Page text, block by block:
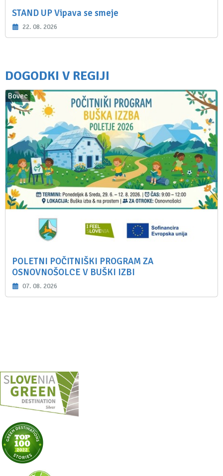
STAND UP Vipava se smeje
22. 08. 2026
DOGODKI V REGIJI
Bovec
POLETNI POČITNIŠKI PROGRAM ZA
OSNOVNOŠOLCE V BUŠKI IZBI
07. 08. 2026